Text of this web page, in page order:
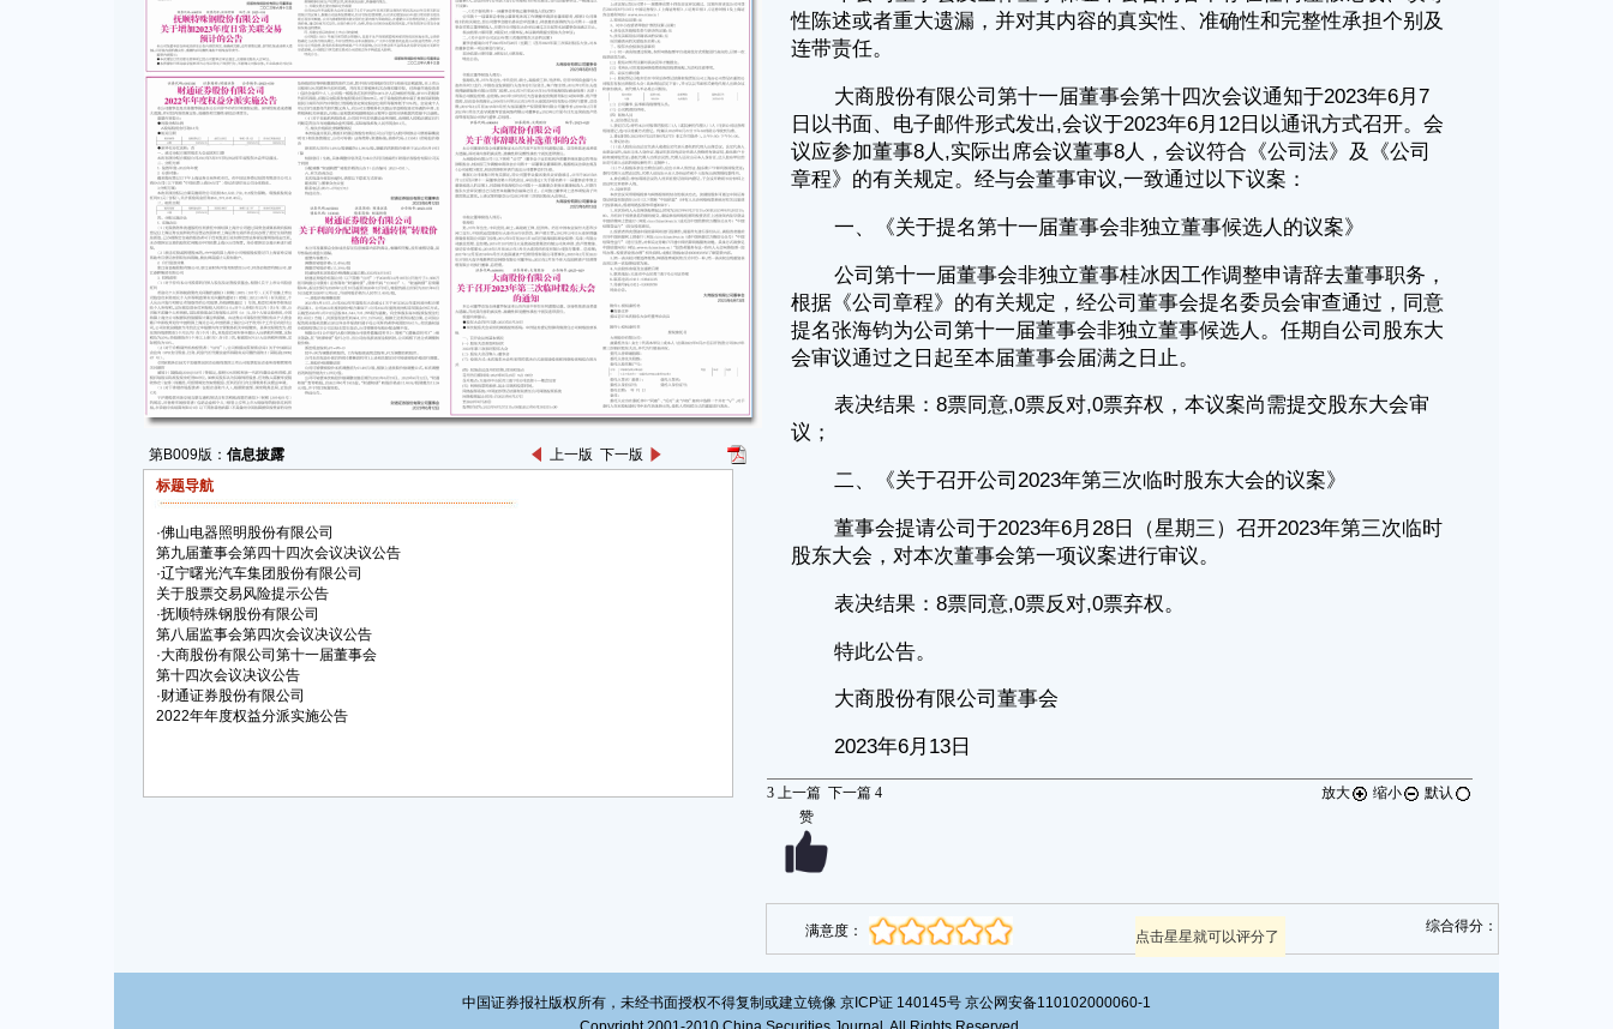
第B009版： 信息披露 上一版 下一版
标题导航
·佛山电器照明股份有限公司
第九届董事会第四十四次会议决议公告
·辽宁曙光汽车集团股份有限公司
关于股票交易风险提示公告
·抚顺特殊钢股份有限公司
第八届监事会第四次会议决议公告
·大商股份有限公司第十一届董事会
第十四次会议决议公告
·财通证券股份有限公司
2022年年度权益分派实施公告
公司第十一届董事会非独立董事桂冰因工作调整申请辞去董事职务，
根据《公司章程》的有关规定，经公司董事会提名委员会审查通过，同意
提名张海钧为公司第十一届董事会非独立董事候选人。任期自公司股东大
会审议通过之日起至本届董事会届满之日止。
表决结果：8票同意,0票反对,0票弃权，本议案尚需提交股东大会审
议；
二、《关于召开公司2023年第三次临时股东大会的议案》
董事会提请公司于2023年6月28日（星期三）召开2023年第三次临时
股东大会，对本次董事会第一项议案进行审议。
表决结果：8票同意,0票反对,0票弃权。
大商股份有限公司董事会
2023年6月13日
非独立董事候选人简历：
张海钧，男，1971年出生,中共党员,硕士，高级政工师,经济师。历任
中国农业银行大连市沙河口支行、中国农业发展银行大连市分行信贷员、
客户部主管；2012年2月任大连保理融资服务有限公司部门经理、2012年
9月至2015年10月任星海国际商业保理（天津）有限公司副总经理、总经
访安全部部长；2016年5月至2023年3月任大连国讯科技有限公司执行董
事、总经理；2017年12月至2018年9月任大连国通资产经营管理有限公司
长；2023年2月至今任大连国商资产经营管理有限公司执行董事、总经
证券代码：600694 证券简称：大商股份 编号：2023－
性陈述或者重大遗漏，并对其内容的真实性、准确性和完整性承担个别及
大商股份有限公司（以下简称“公司”）董事会于近日收到外部董事桂
冰提交的书面辞职报告。桂冰因工作调整申请辞去公司第十一届董事会董
事职务。根据相关法律法规及《公司章程》规定，桂冰的辞职申请自送达
根据《公司章程》的有关规定，经公司董事会提名委员会审查通过，
公司于2023年6月12日召开第十一届董事会第十四次会议，审议通过《关
于提名第十一届董事会非独立董事候选人的议案》，同意提名张海钧为公
本届董事会届满之日止，公司独立董事对上述事项发表了同意的独立意
3 上一篇 下一篇 4 放大 缩小
默认
赞
满意度： 点击星星就可以评分了
综合得分：
中国证券报社版权所有，未经书面授权不得复制或建立镜像 京ICP证 140145号 京公网安备110102000060-1